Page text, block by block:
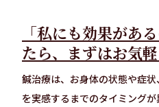
「私にも効果があ
たら、まずはお気
鍼治療は、お身体の状態や症
を実感するまでのタイミングが